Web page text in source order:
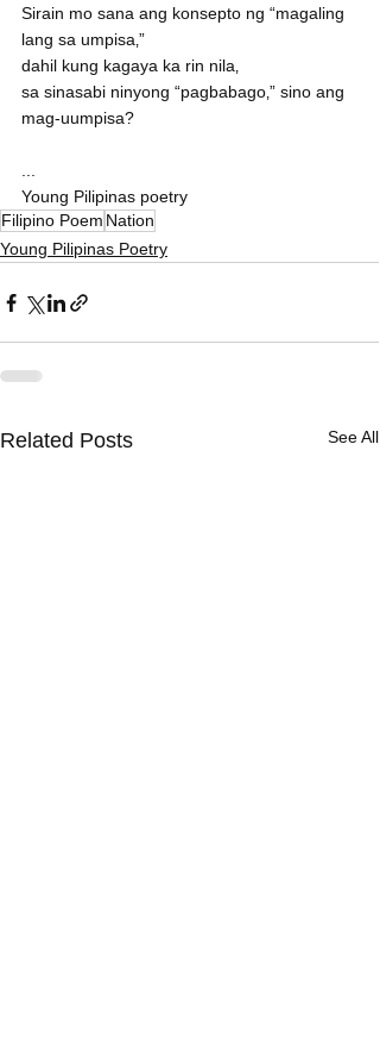
Sirain mo sana ang konsepto ng “magaling
lang sa umpisa‚”
dahil kung kagaya ka rin nila‚
sa sinasabi ninyong “pagbabago‚” sino ang
mag-uumpisa?
Young Pilipinas poetry
Filipino Poem Nation
Young Pilipinas Poetry
Related Posts See All